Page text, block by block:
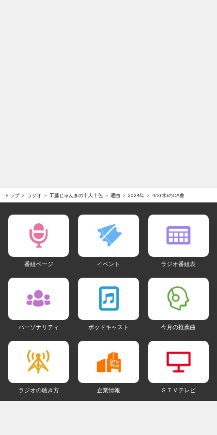
トップ ラジオ 工藤じゅんきの十人十色 選曲 2024年 4/3(水)のOA曲
番組ページ イベント ラジオ番組表
パーソナリティ ポッドキャスト 今月の推薦曲
ラジオの聴き方 企業情報 ＳＴＶテレビ